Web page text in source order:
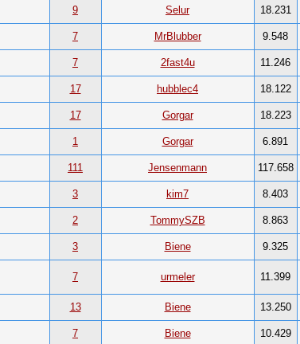
9 Selur 18.231
7 MrBlubber 9.548
7 2fast4u 11.246
17 hubblec4 18.122
17 Gorgar 18.223
1 Gorgar 6.891
111 Jensenmann 117.658
3 kim7 8.403
2 TommySZB 8.863
3 Biene 9.325
7 urmeler 11.399
13 Biene 13.250
7 Biene 10.429